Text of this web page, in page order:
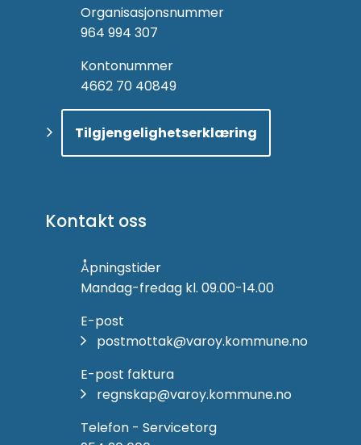
Organisasjonsnummer
964 994 307
Kontonummer
4662 70 40849
Tilgjengelighetserklæring
Kontakt oss
Åpningstider
Mandag-fredag kl. 09.00-14.00
E-post
postmottak@varoy.kommune.no
E-post faktura
regnskap@varoy.kommune.no
Telefon - Servicetorg